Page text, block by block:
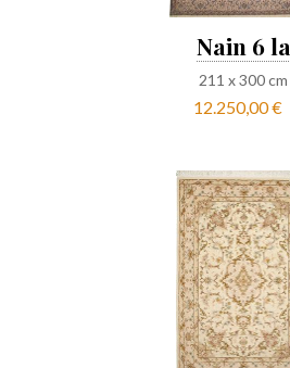
Nain 6 la
211 x300cm
12.250,00 €